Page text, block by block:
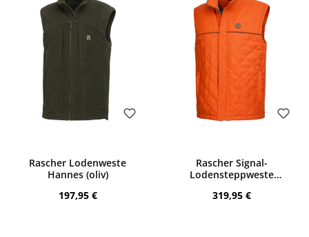
Rascher Lodenweste
Hannes (oliv)
Regulärer Preis:
197,95 €
Rascher Signal-
Lodensteppweste
Regulärer Preis:
319,95 €